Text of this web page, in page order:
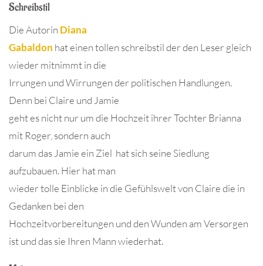
Schreibstil
Die Autorin Diana
Gabaldon hat einen tollen schreibstil der den Leser gleich
wieder mitnimmt in die
Irrungen und Wirrungen der politischen Handlungen.
Denn bei Claire und Jamie
geht es nicht nur um die Hochzeit ihrer Tochter Brianna
mit Roger, sondern auch
darum das Jamie ein Ziel hat sich seine Siedlung
aufzubauen. Hier hat man
wieder tolle Einblicke in die Gefühlswelt von Claire die in
Gedanken bei den
Hochzeitvorbereitungen und den Wunden am Versorgen
ist und das sie Ihren Mann wiederhat.